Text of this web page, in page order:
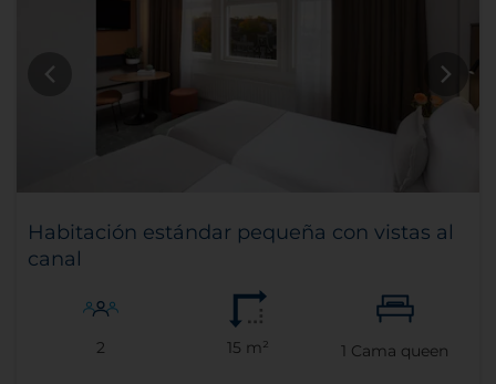
Habitación estándar pequeña con vistas al
canal
2 15 m² 1 Cama queen